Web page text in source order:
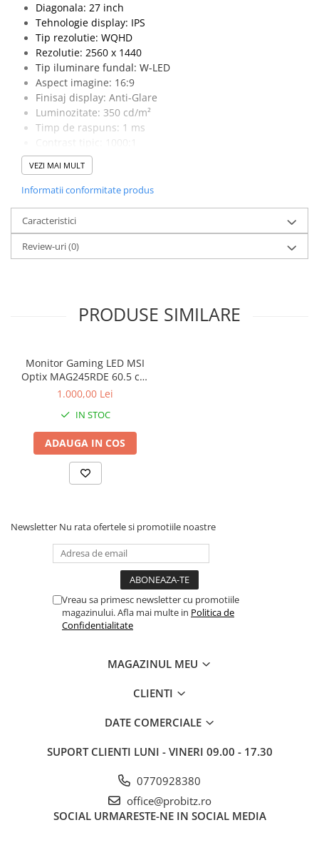
Monitoare Renew
Monitoare Second-Hand
Servere
Hard Disk-uri SERVER
Accesorii server
Cabinete metalice
Carcase server
Memorii RAM Server
Sisteme server
Stabilizatoare de tensiune
Periferice
Accesorii UPS-uri
Statii GRAFICE
Statii GRAFICE Refurbished
Imprimante&Consumabile
Imprimante de format mare
Imprimante Inkjet
Imprimante laser
Multifunctionale laser
Switch-uri
Access Points & Range Extendere
Diagonala: 27 inch
Tehnologie display: IPS
Tip rezolutie: WQHD
Rezolutie: 2560 x 1440
Tip iluminare fundal: W-LED
Aspect imagine: 16:9
Finisaj display: Anti-Glare
Luminozitate: 350 cd/m²
Timp de raspuns: 1 ms
Dimensiune punct: 109 inch
Rata refresh: 100 Hz
Porturi: 1 x HDMI, 1 x DisplayPort, 1 x Audio Mini-Jack
Greutate: 6.7 kg
VEZI MAI MULT
Informatii conformitate produs
Caracteristici
Review-uri(0)
PRODUSE SIMILARE
Monitor Gaming LED MSI
Optix MAG245RDE 60.5 cm
(23.8") 1920 x 1080 pixels
1.000,00 Lei
IN STOC
ADAUGA IN COS
Newsletter Nu rata ofertele si promotiile noastre
Vreau sa primesc newsletter cu promotiile
magazinului. Afla mai multe in Politica de
Confidentialitate
MAGAZINUL MEU
CLIENTI
DATE COMERCIALE
SUPORT CLIENTI LUNI - VINERI 09.00 - 17.30
0770928380
office@probitz.ro
SOCIAL URMARESTE-NE IN SOCIAL MEDIA